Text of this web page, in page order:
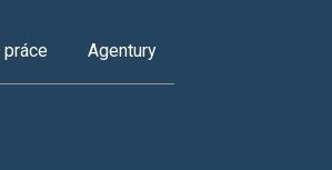
práce Agentury